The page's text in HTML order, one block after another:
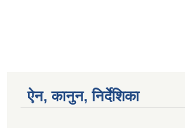
ऐन, कानुन, निर्देशिका